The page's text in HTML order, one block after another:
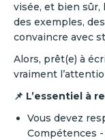
visée, et bien sûr,
des exemples,
convaincre avec
Alors, prêt(e) à
vraiment
📌 L’essentiel à
Vous devez
Compétences